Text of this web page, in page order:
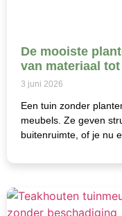
De mooiste
van materiaal tot
3 juni 2026
Een tuin zonder
meubels. Ze geven
buitenruimte, of je nu